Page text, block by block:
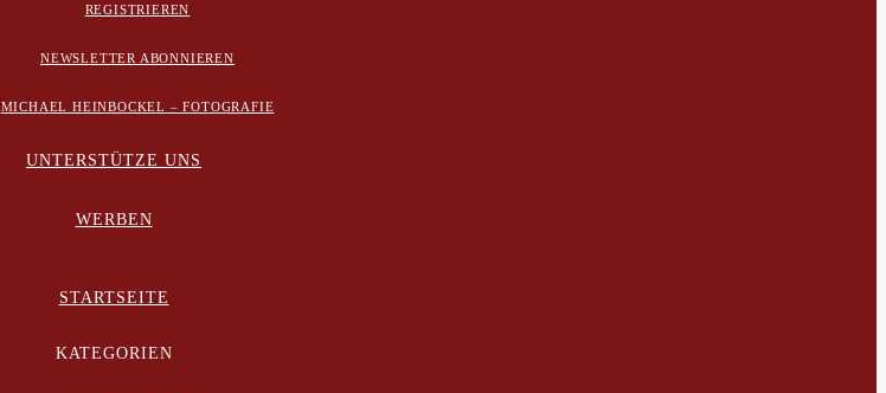
REGISTRIEREN
NEWSLETTER ABONNIEREN
MICHAEL HEINBOCKEL – FOTOGRAFIE
UNTERSTÜTZE UNS
WERBEN
STARTSEITE
KATEGORIEN